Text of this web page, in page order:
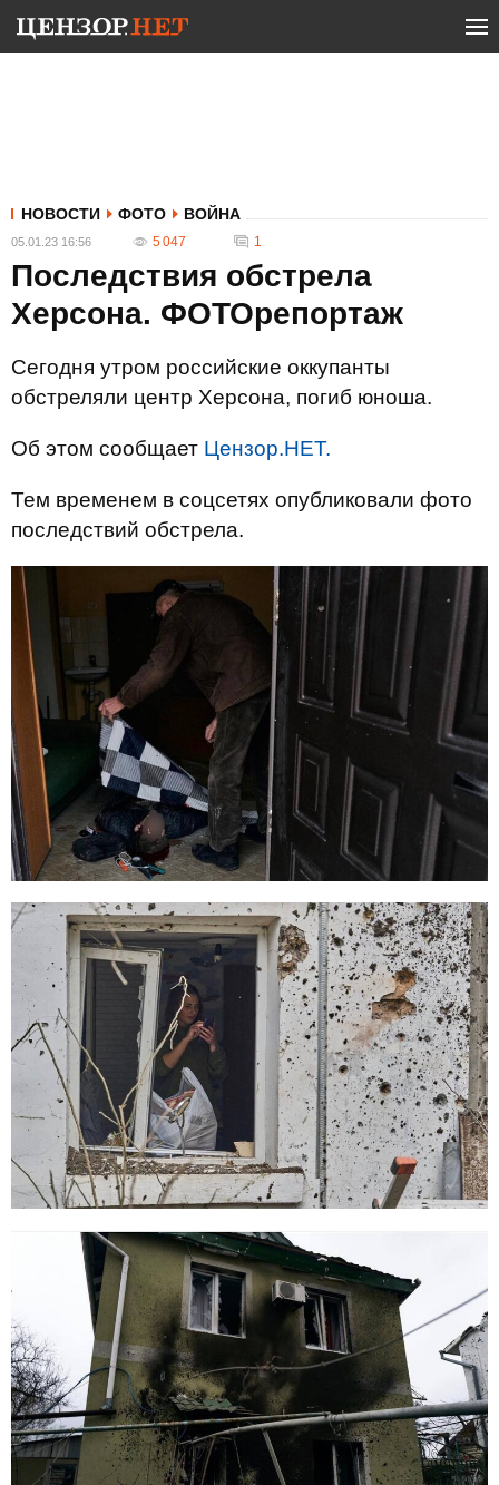
НОВОСТИ ФОТО ВОЙНА
05.01.23 16:56 5 047 1
Последствия обстрела
Херсона. ФОТОрепортаж
Сегодня утром российские оккупанты
обстреляли центр Херсона, погиб юноша.
Об этом сообщает Цензор.НЕТ.
Тем временем в соцсетях опубликовали фото
последствий обстрела.